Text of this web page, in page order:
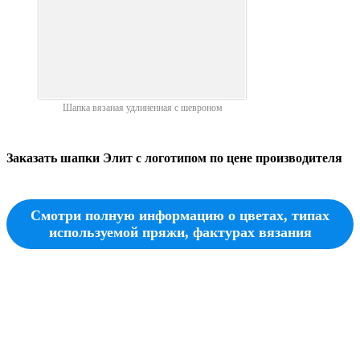
Шапка вязаная удлиненная с шевроном
Заказать шапки Элит с логотипом по цене производителя
Смотри полную информацию о цветах, типах
используемой пряжи, фактурах вязания